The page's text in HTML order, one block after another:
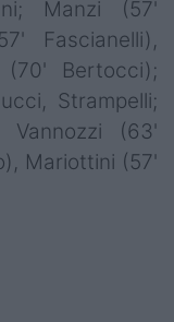
Manzi (57'
Fascianelli),
(70' Bertocci);
Strampelli;
Vannozzi (63'
Mariottini (57'